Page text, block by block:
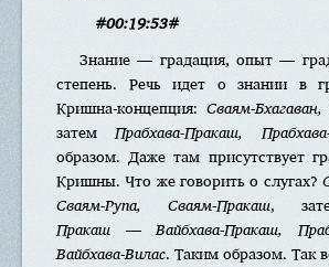
#00:19:53#
Знание — градация, опыт —
степень. Речь идет о знании в
Кришна-концепция: Сваям-
затемПрабхава-Пракаш,
образом. Даже там присутствует
Кришны. Что же говорить о слугах?
Сваям-Рупа, Сваям-Пракаш,
Пракаш — Вайбхава-Пракаш,
Вайбхава-Вилас. Таким образом. Так